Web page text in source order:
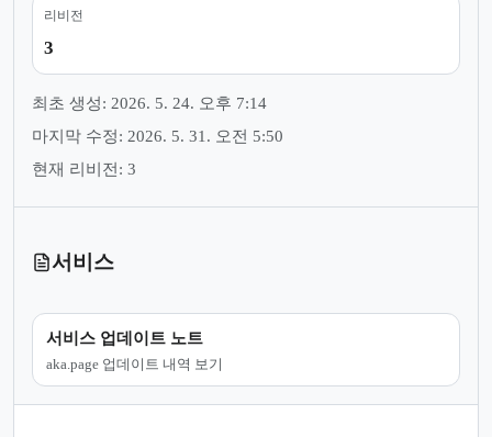
리비전
3
최초 생성: 2026. 5. 24. 오후 7:14
마지막 수정: 2026. 5. 31. 오전 5:50
현재 리비전: 3
서비스
서비스 업데이트 노트
aka.page 업데이트 내역 보기